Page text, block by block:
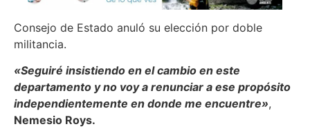
Consejo de Estado anuló su elección por doble
militancia.
«Seguiré insistiendo en el cambio en este
departamento y no voy a renunciar a ese propósito
independientemente en donde me encuentre»,
Nemesio Roys.